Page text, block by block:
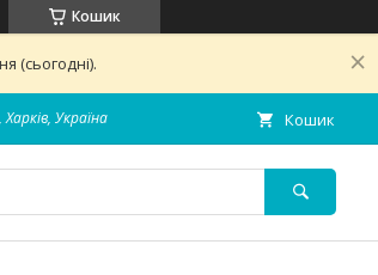
Кошик
(сьогодні).
Україна Кошик